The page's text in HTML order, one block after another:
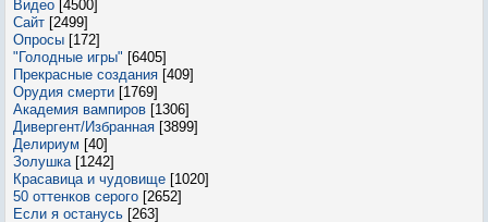
Видео [4500]
Сайт [2499]
Опросы [172]
"Голодные игры" [6405]
Прекрасные создания [409]
Орудия смерти [1769]
Академия вампиров [1306]
Дивергент/Избранная [3899]
Делириум [40]
Золушка [1242]
Красавица и чудовище [1020]
50 оттенков серого [2652]
Если я останусь [263]